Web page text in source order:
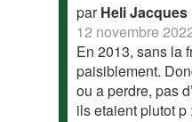
parHeli Jacques
12 novembre
En 2013, sans la
paisiblement.
ou a perdre, pas
ils etaient plutot p